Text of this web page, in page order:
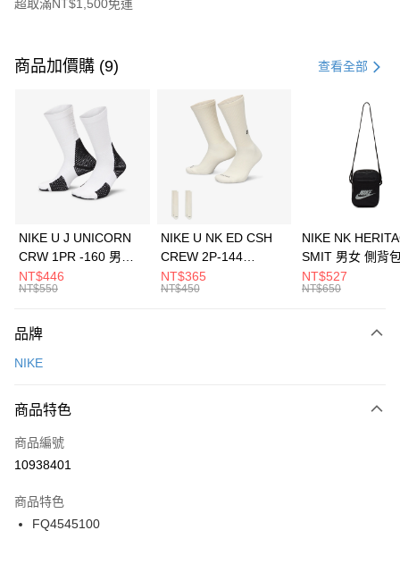
超取滿NT$1,500免運
信用卡一次付款
3 期 0 利率 每期 21家銀行
合作金庫商業銀行
第一商業銀行
華南商業銀行
彰化商業銀行
上海商業儲蓄銀行
元大商業銀行
台灣樂天信用卡公司
Apple Pay
全盈+PAY
AFTEE先享後付
【關於「AFTEE先享後付」】
便利好安心！
３．安心：先確認商品／服務後，再付款。
【「AFTEE先享後付」結帳流程】
１．於結帳方式選擇「AFTEE先享後付」後，將跳轉至「AFTEE先享後付」
２．訂單成立數日內，您將收到繳費通知簡訊。
３．收到繳費通知簡訊後14天內，點擊此簡訊中的連結，可透過四大超商／
ATM／網路銀行／等多元方式進行付款，方視為交易完成。
運送方式
每筆NT$100，滿NT$1,500(含以上)免運費
宅配
每筆NT$100，滿NT$1,500(含以上)免運費
商品加價購 (9) 查看全部
NIKE U J UNICORN
CRW 1PR -160 男女
中統襪 FZ3393100
NT$446
NT$550
NIKE U NK ED CSH
CREW 2P-144
EMBRDY 男女 短統襪
FZ3073133
NT$365
NT$450
NIKE NK
SMIT 男女 側背
BA5871010
NT$527
NT$650
品牌
NIKE
商品特色
商品編號
10938401
商品特色
FQ4545100